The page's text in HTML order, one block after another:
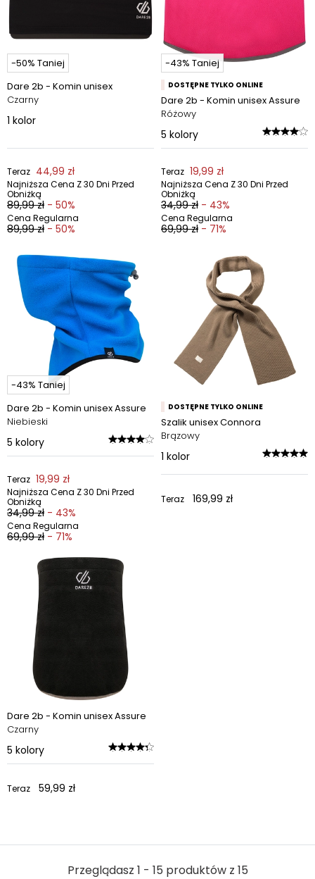
-50% Taniej
Dare 2b - Komin unisex
Czarny
1 kolor
Teraz 44,99 zł
Najniższa Cena Z 30 Dni Przed
Obniżką
89,99 zł - 50%
Cena Regularna
89,99 zł - 50%
-43% Taniej
DOSTĘPNE TYLKO ONLINE
Dare 2b - Komin unisex Assure
Różowy
5 kolory
Teraz 19,99 zł
Najniższa Cena Z 30 Dni Przed
Obniżką
34,99 zł - 43%
Cena Regularna
69,99 zł - 71%
-43% Taniej
Dare 2b - Komin unisex Assure
Niebieski
5 kolory
Teraz 19,99 zł
Najniższa Cena Z 30 Dni Przed
Obniżką
34,99 zł - 43%
Cena Regularna
69,99 zł - 71%
DOSTĘPNE TYLKO ONLINE
Szalik unisex Connora
Brązowy
1 kolor
Teraz 169,99 zł
Dare 2b - Komin unisex Assure
Czarny
5 kolory
Teraz 59,99 zł
Przeglądasz 1 - 15 produktów z 15